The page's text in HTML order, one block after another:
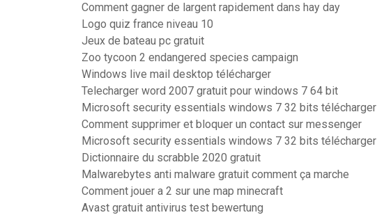
Comment gagner de largent rapidement dans hay day
Logo quiz france niveau 10
Jeux de bateau pc gratuit
Zoo tycoon 2 endangered species campaign
Windows live mail desktop télécharger
Telecharger word 2007 gratuit pour windows 7 64 bit
Microsoft security essentials windows 7 32 bits télécharger
Comment supprimer et bloquer un contact sur messenger
Microsoft security essentials windows 7 32 bits télécharger
Dictionnaire du scrabble 2020 gratuit
Malwarebytes anti malware gratuit comment ça marche
Comment jouer a 2 sur une map minecraft
Avast gratuit antivirus test bewertung